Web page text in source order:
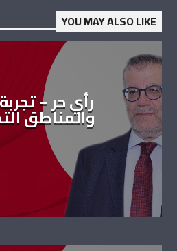
YOU MAY ALSO LIKE
رأي حر – تجربة
والمناطق